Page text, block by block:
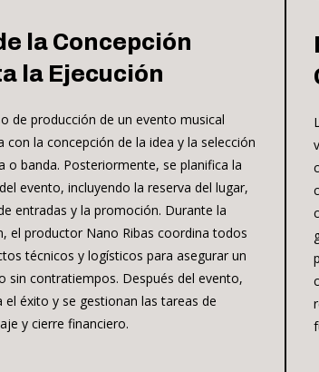
la Concepción
la Ejecución
de producción de un evento musical
con la concepción de la idea y la selección
o banda. Posteriormente, se planifica la
evento, incluyendo la reserva del lugar,
entradas y la promoción. Durante la
el productor Nano Ribas coordina todos
técnicos y logísticos para asegurar un
sin contratiempos. Después del evento,
el éxito y se gestionan las tareas de
y cierre financiero.